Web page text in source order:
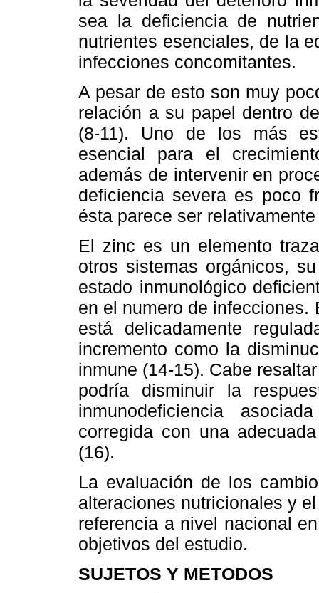
sea la deficiencia de
nutrientes esenciales, de la
infecciones concomitantes.
A pesar de esto son muy
relación a su papel dentro
(8-11). Uno de los más
esencial para el
además de intervenir en
deficiencia severa es poco
ésta parece ser
El zinc es un elemento
otros sistemas orgánicos,
estado inmunológico
en el numero de
está delicadamente
incremento como la
inmune (14-15). Cabe
podría disminuir la
inmunodeficiencia
corregida con una
(16).
La evaluación de los
alteraciones nutricionales y
referencia a nivel nacional
objetivos del estudio.
SUJETOS Y METODOS